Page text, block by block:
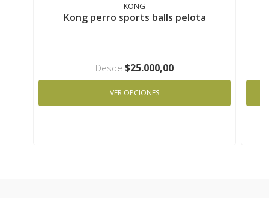
KONG
Kong perro sports balls pelota
Desde $25.000,00
VER OPCIONES